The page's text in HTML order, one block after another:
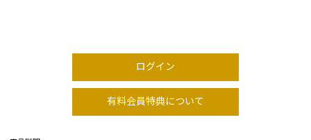
ログイン
有料会員特典について